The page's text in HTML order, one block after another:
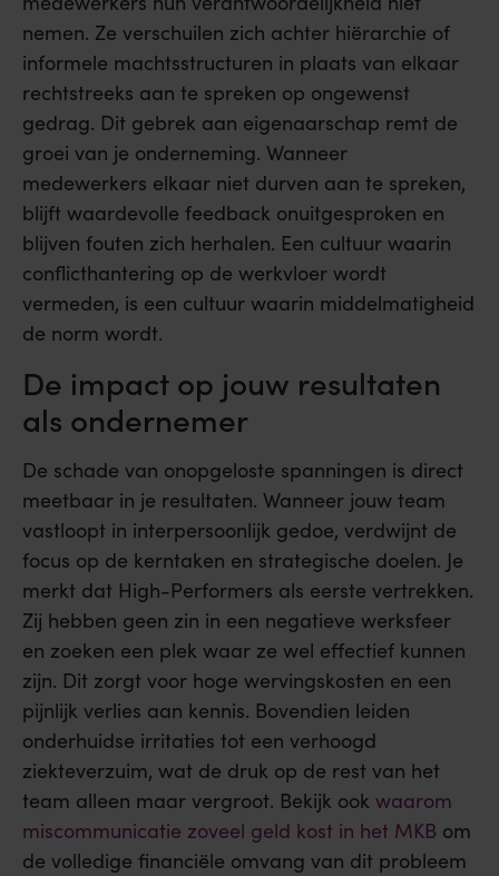
nemen. Ze verschuilen zich achter hiërarchie of
informele machtsstructuren in plaats van elkaar
rechtstreeks aan te spreken op ongewenst
gedrag. Dit gebrek aan eigenaarschap remt de
groei van je onderneming. Wanneer
medewerkers elkaar niet durven aan te spreken,
blijft waardevolle feedback onuitgesproken en
blijven fouten zich herhalen. Een cultuur waarin
conflicthantering op de werkvloer wordt
vermeden, is een cultuur waarin middelmatigheid
de norm wordt.
De impact op jouw resultaten
als ondernemer
De schade van onopgeloste spanningen is direct
meetbaar in je resultaten. Wanneer jouw team
vastloopt in interpersoonlijk gedoe, verdwijnt de
focus op de kerntaken en strategische doelen. Je
merkt dat High-Performers als eerste vertrekken.
Zij hebben geen zin in een negatieve werksfeer
en zoeken een plek waar ze wel effectief kunnen
zijn. Dit zorgt voor hoge wervingskosten en een
pijnlijk verlies aan kennis. Bovendien leiden
onderhuidse irritaties tot een verhoogd
ziekteverzuim, wat de druk op de rest van het
team alleen maar vergroot. Bekijk ook waarom
miscommunicatie zoveel geld kost in het MKB om
de volledige financiële omvang van dit probleem